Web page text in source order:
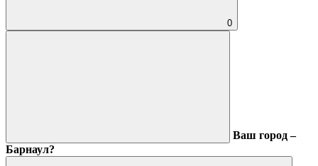
0
Ваш город –
Барнаул?